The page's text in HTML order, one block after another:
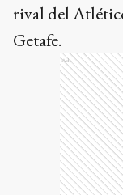
rival del
Getafe.
Ads